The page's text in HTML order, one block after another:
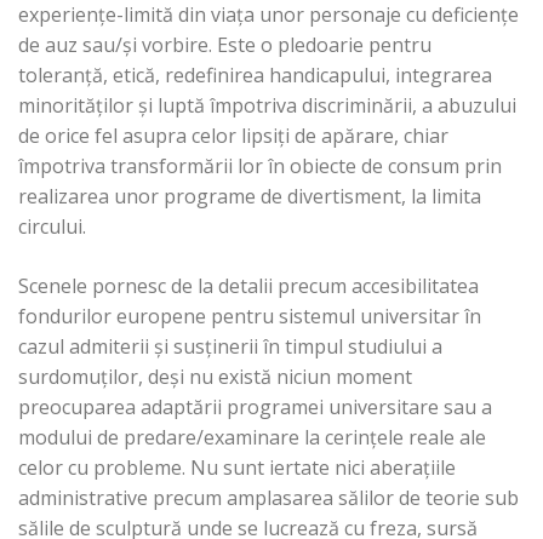
experienţe-limită din viaţa unor personaje cu deficienţe
de auz sau/şi vorbire. Este o pledoarie pentru
toleranţă, etică, redefinirea handicapului, integrarea
minorităţilor şi luptă împotriva discriminării, a abuzului
de orice fel asupra celor lipsiţi de apărare, chiar
împotriva transformării lor în obiecte de consum prin
realizarea unor programe de divertisment, la limita
circului.
Scenele pornesc de la detalii precum accesibilitatea
fondurilor europene pentru sistemul universitar în
cazul admiterii şi susţinerii în timpul studiului a
surdomuţilor, deşi nu există niciun moment
preocuparea adaptării programei universitare sau a
modului de predare/examinare la cerinţele reale ale
celor cu probleme. Nu sunt iertate nici aberaţiile
administrative precum amplasarea sălilor de teorie sub
sălile de sculptură unde se lucrează cu freza, sursă